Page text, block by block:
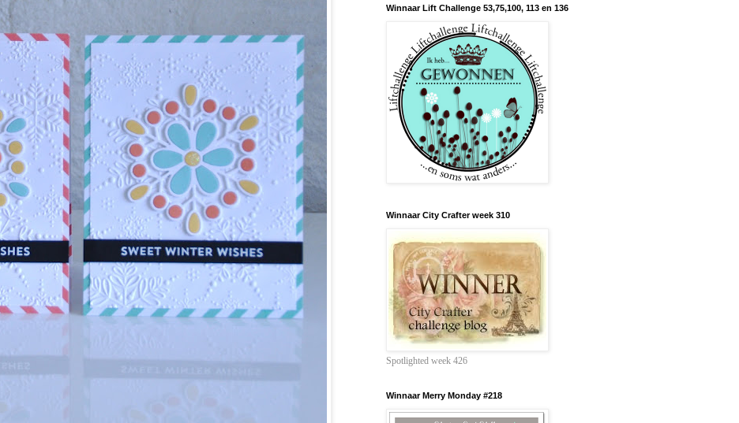
Winnaar Lift Challenge 53,75,100, 113 en 136
Winnaar City Crafter week 310
Spotlighted week 426
Winnaar Merry Monday #218